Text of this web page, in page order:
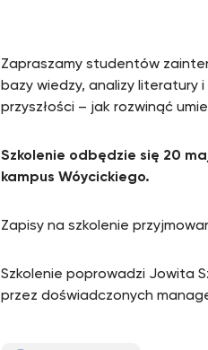
Zapraszamy studentów
bazy wiedzy, analizy literatury
przyszłości – jak rozwinąć
Szkolenie odbędzie się 20
kampus Wóycickiego.
Zapisy na szkolenie
Szkolenie poprowadzi Jowita
przez doświadczonych